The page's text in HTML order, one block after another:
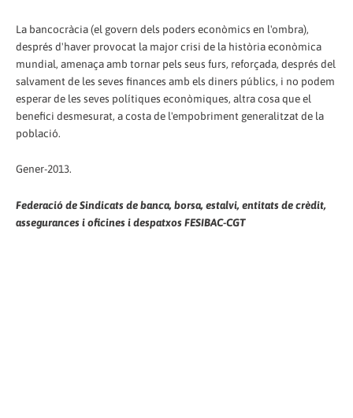
La bancocràcia (el govern dels poders econòmics en l'ombra),
després d'haver provocat la major crisi de la història econòmica
mundial, amenaça amb tornar pels seus furs, reforçada, després del
salvament de les seves finances amb els diners públics, i no podem
esperar de les seves polítiques econòmiques, altra cosa que el
benefici desmesurat, a costa de l'empobriment generalitzat de la
població.
Gener-2013.
Federació de Sindicats de banca, borsa, estalvi, entitats de crèdit,
assegurances i oficines i despatxos FESIBAC-CGT